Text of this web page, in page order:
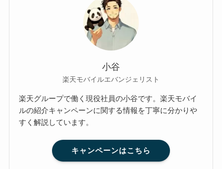
小谷
楽天モバイルエバンジェリスト
楽天グループで働く現役社員の小谷です。楽天モバイ
ルの紹介キャンペーンに関する情報を丁寧に分かりや
すく解説しています。
キャンペーンはこちら